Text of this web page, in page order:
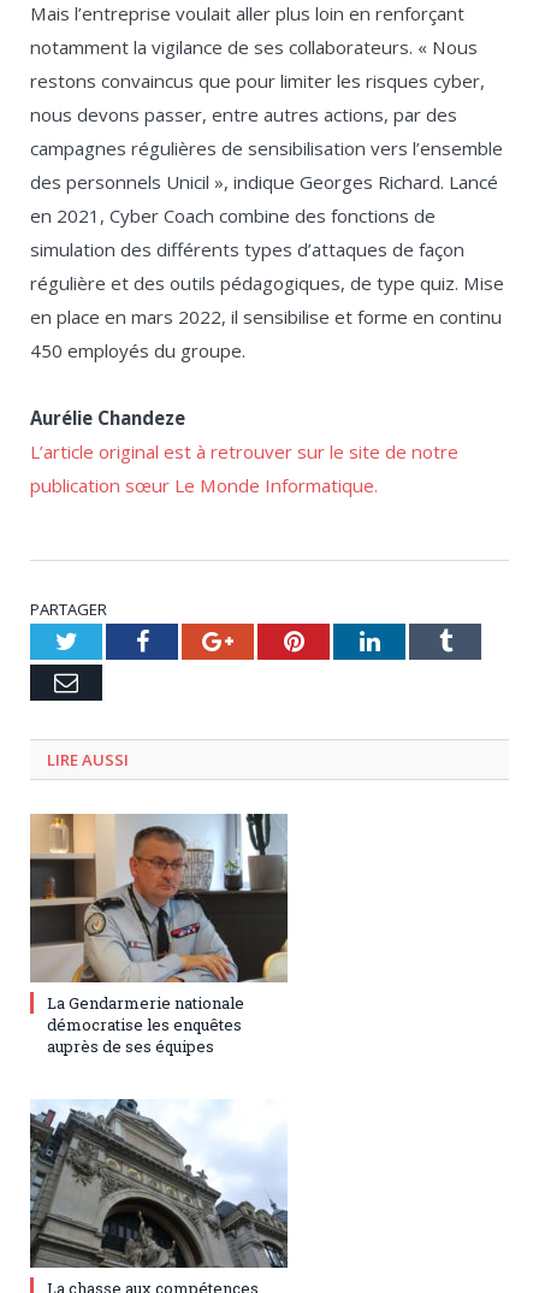
Mais l’entreprise voulait aller plus loin en renforçant
notamment la vigilance de ses collaborateurs. « Nous
restons convaincus que pour limiter les risques cyber,
nous devons passer, entre autres actions, par des
campagnes régulières de sensibilisation vers l’ensemble
des personnels Unicil », indique Georges Richard. Lancé
en 2021, Cyber Coach combine des fonctions de
simulation des différents types d’attaques de façon
régulière et des outils pédagogiques, de type quiz. Mise
en place en mars 2022, il sensibilise et forme en continu
450 employés du groupe.
Aurélie Chandeze
L’article original est à retrouver sur le site de notre
publication sœur Le Monde Informatique.
PARTAGER
TwitterFacebookGoogle+PinterestLinkedInTumblr
Email
LIRE AUSSI
27 juillet 2023 0
La Gendarmerie nationale
démocratise les enquêtes
auprès de ses équipes
17 juillet 2023 0